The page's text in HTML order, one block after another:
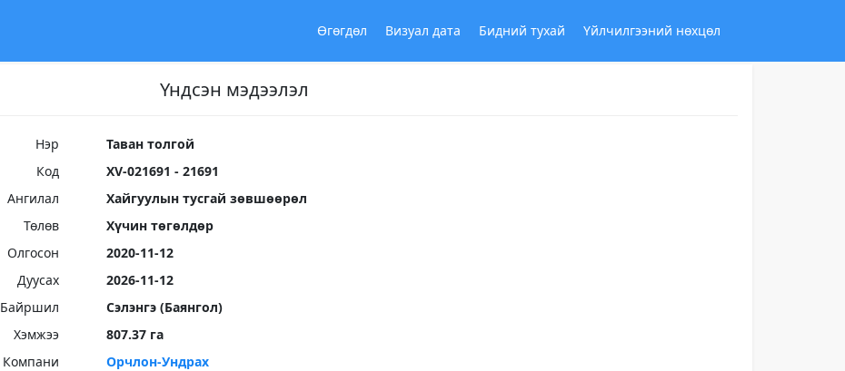
Өгөгдөл Визуал дата Бидний тухай Үйлчилгээний нөхцөл
Үндсэн мэдээлэл
Нэр
Таван толгой
Код
XV-021691 - 21691
Ангилал
Хайгуулын тусгай зөвшөөрөл
Төлөв
Хүчин төгөлдөр
Олгосон
2020-11-12
Дуусах
2026-11-12
Байршил
Сэлэнгэ (Баянгол)
Хэмжээ
807.37 га
Компани
Орчлон-Ундрах